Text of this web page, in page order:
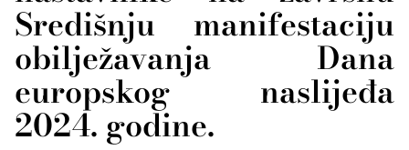
Središnju manifestaciju
obilježavanja Dana
europskog naslijeđa
2024. godine.